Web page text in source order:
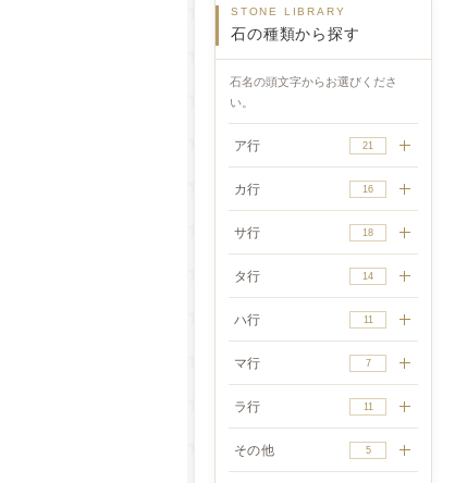
STONE LIBRARY
石の種類から探す
石名の頭文字からお選びくださ
い。
ア行 21
カ行 16
サ行 18
タ行 14
ハ行 11
マ行 7
ラ行 11
その他 5